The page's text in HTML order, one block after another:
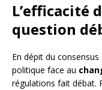
L’efficacité
question
En dépit du
politique face au
régulations fait débat.